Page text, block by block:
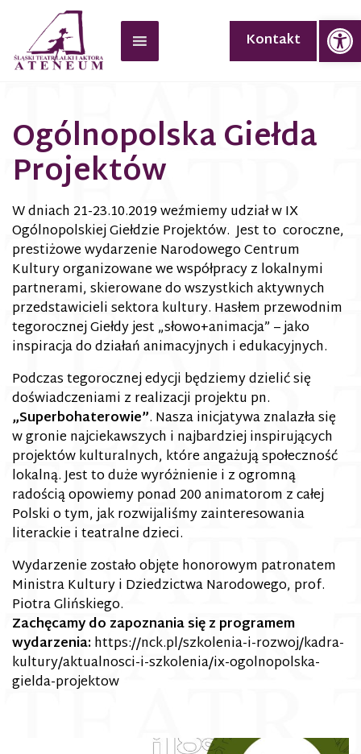
Kontakt
Ogólnopolska Giełda
Projektów
W dniach 21-23.10.2019 weźmiemy udział w IX
Ogólnopolskiej Giełdzie Projektów. Jest to coroczne,
prestiżowe wydarzenie Narodowego Centrum
Kultury organizowane we współpracy z lokalnymi
partnerami, skierowane do wszystkich aktywnych
przedstawicieli sektora kultury. Hasłem przewodnim
tegorocznej Giełdy jest „słowo+animacja” – jako
inspiracja do działań animacyjnych i edukacyjnych.
Podczas tegorocznej edycji będziemy dzielić się
doświadczeniami z realizacji projektu pn.
„Superbohaterowie”. Nasza inicjatywa znalazła się
w gronie najciekawszych i najbardziej inspirujących
projektów kulturalnych, które angażują społeczność
lokalną. Jest to duże wyróżnienie i z ogromną
radością opowiemy ponad 200 animatorom z całej
Polski o tym, jak rozwijaliśmy zainteresowania
literackie i teatralne dzieci.
Wydarzenie zostało objęte honorowym patronatem
Ministra Kultury i Dziedzictwa Narodowego, prof.
Piotra Glińskiego.
Zachęcamy do zapoznania się z programem
wydarzenia:https://nck.pl/szkolenia-i-rozwoj/kadra-
kultury/aktualnosci-i-szkolenia/ix-ogolnopolska-
gielda-projektow